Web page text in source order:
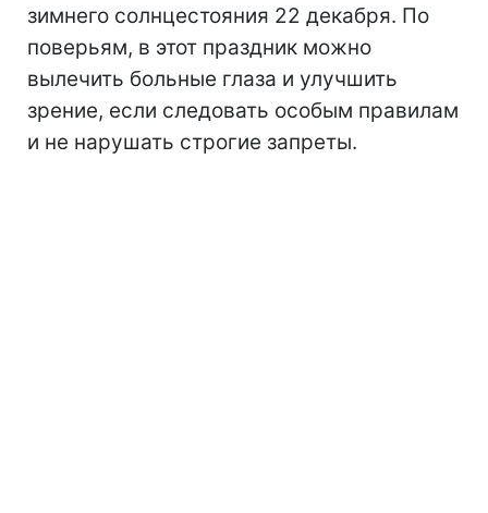
зимнего солнцестояния 22 декабря. По
поверьям, в этот праздник можно
вылечить больные глаза и улучшить
зрение, если следовать особым правилам
и не нарушать строгие запреты.